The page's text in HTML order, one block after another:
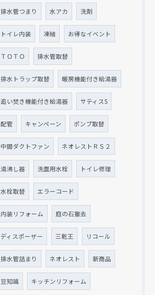
排水管つまり 水アカ 洗剤
トイレ内装 凍結 お得なイベント
ＴＯＴＯ 排水管取替
排水トラップ取替 暖房機能付き給湯器
追い焚き機能付き給湯器 サティスS
配管 キャンペーン ポンプ取替
中間ダクトファン ネオレストＲＳ２
湯沸し器 洗面用水栓 トイレ修理
水栓取替 エラーコード
内装リフォーム 庭の石撤去
ディスポーザー 三乾王 リコール
排水管詰まり ネオレスト 新商品
豆知識 キッチンリフォーム